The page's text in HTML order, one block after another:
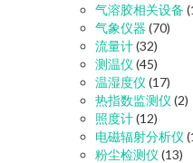
气溶胶相关设备
气象仪器 (70)
流量计(32)
测温仪 (45)
温湿度仪 (17)
热指数监测仪 (2)
照度计(12)
电磁辐射分析仪
粉尘检测仪 (13)